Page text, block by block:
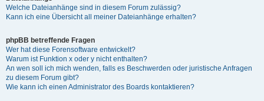
Welche Dateianhänge sind in diesem Forum zulässig?
Kann ich eine Übersicht all meiner Dateianhänge erhalten?
phpBB betreffende Fragen
Wer hat diese Forensoftware entwickelt?
Warum ist Funktion x oder y nicht enthalten?
An wen soll ich mich wenden, falls es Beschwerden oder juristische Anfragen
zu diesem Forum gibt?
Wie kann ich einen Administrator des Boards kontaktieren?